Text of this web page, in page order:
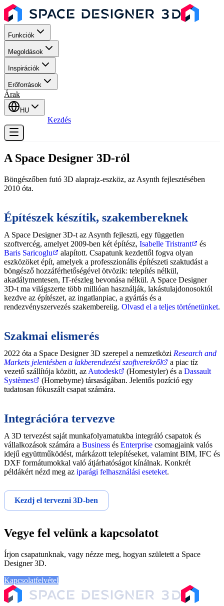
Funkciók
Megoldások
Inspirációk
Erőforrások
Árak
HU
Kezdés
A Space Designer 3D-ról
Böngészőben futó 3D alaprajz-eszköz, az Asynth fejlesztésében
2010 óta.
Építészek készítik, szakembereknek
A Space Designer 3D-t az Asynth fejleszti, egy független
szoftvercég, amelyet 2009-ben két építész, Isabelle Tristrant
és
Baris Saricoglu
alapított. Csapatunk kezdettől fogva olyan
eszközöket épít, amelyek a professzionális építészeti szaktudást a
böngésző hozzáférhetőségével ötvözik: telepítés nélkül,
akadálymentesen, IT-részleg bevonása nélkül. A Space Designer
3D-t ma világszerte több millióan használják, lakástulajdonosoktól
kezdve az építészet, az ingatlanpiac, a gyártás és a
rendezvényszervezés szakembereiig. Olvasd el a teljes történetünket.
Szakmai elismerés
2022 óta a Space Designer 3D szerepel a nemzetközi Research and
Markets jelentésben a lakberendezési szoftverekről
a piac tíz
vezető szállítója között, az Autodesk (Homestyler) és a Dassault
Systèmes
(Homebyme) társaságában. Jelentős pozíció egy
tudatosan fókuszált csapat számára.
Integrációra tervezve
A 3D tervezést saját munkafolyamatukba integráló csapatok és
vállalkozások számára a Business és Enterprise csomagjaink valós
idejű együttműködést, márkázott telepítéseket, valamint BIM, IFC és
DXF formátumokkal való átjárhatóságot kínálnak. Konkrét
példákért nézd meg az iparági felhasználási eseteket.
Kezdj el tervezni 3D-ben
Vegye fel velünk a kapcsolatot
Írjon csapatunknak, vagy nézze meg, hogyan született a Space
Designer 3D.
Kapcsolatfelvétel